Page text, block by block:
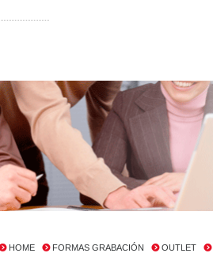
HOME FORMAS GRABACIÓN OUTLET